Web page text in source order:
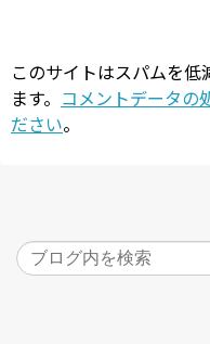
このサイトはスパムを
ます。 コメントデータの
ださい。